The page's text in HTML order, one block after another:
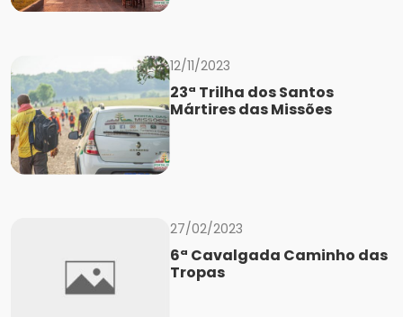
12/11/2023
23ª Trilha dos Santos
Mártires das Missões
27/02/2023
6ª Cavalgada Caminho das
Tropas